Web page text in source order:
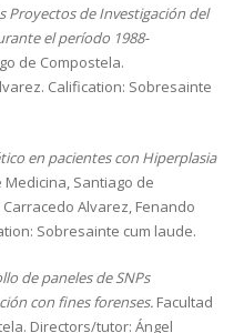
Proyectos de Investigación del
el período 1988-
de Compostela.
Calification: Sobresainte
en pacientes con Hiperplasia
Medicina, Santiago de
Alvarez, Fenando
Sobresainte cum laude.
de paneles de SNPs
con fines forenses. Facultad
Directors/tutor: Ángel